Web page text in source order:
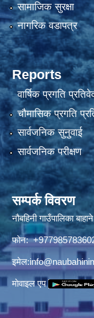
सामाजिक सुरक्षा
नागरिक वडापत्र
Reports
वार्षिक प्रगति
चौमासिक प्रगति
सार्वजनिक सुनुवाई
सार्वजनिक परीक्षण
सम्पर्क विवरण
नौबहिनी गाउँपालिका
फोन:
इमेल:
माेवाइल एप